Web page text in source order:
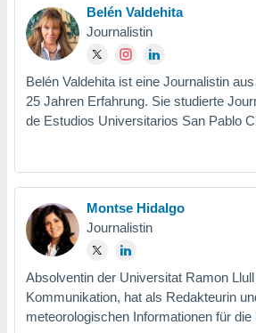
Belén Valdehita
Journalistin
Belén Valdehita ist eine Journalistin
25 Jahren Erfahrung. Sie studierte
de Estudios Universitarios San Pablo
Montse Hidalgo
Journalistin
Absolventin der Universitat Ramon
Kommunikation, hat als Redakteurin
meteorologischen Informationen für